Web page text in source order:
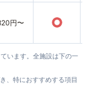
円〜 ○
います。全施設は下の一
、特におすすめする項目